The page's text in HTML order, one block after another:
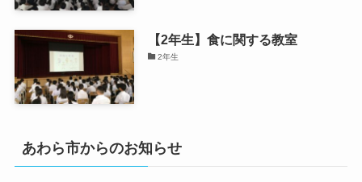
【2年生】食に関する教室
2年生
あわら市からのお知らせ